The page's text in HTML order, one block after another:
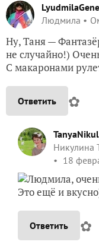
Людмила
Ну, Таня —
не случайно!)
С макаронами
Ответить ✿
Никулина
18
Людмила,
Это ещё и
Ответить ✿